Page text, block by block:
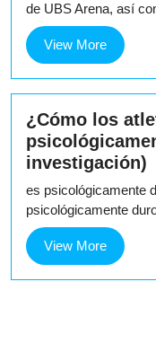
de UBS Arena, así
View MoreView
More
¿Cómo los
investigación)
es psicológicamente
psicológicamente
View MoreView
More